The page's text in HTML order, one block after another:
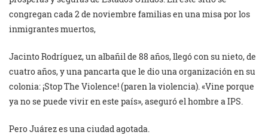
congregan cada 2 de noviembre familias en una misa por los
inmigrantes muertos,
Jacinto Rodríguez, un albañil de 88 años, llegó con su nieto, de
cuatro años, y una pancarta que le dio una organización en su
colonia: ¡Stop The Violence! (paren la violencia). «Vine porque
ya no se puede vivir en este país», aseguró el hombre a IPS.
Pero Juárez es una ciudad agotada.